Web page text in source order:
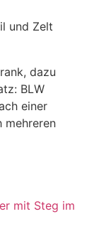
und Zelt
dazu
BLW
einer
mehreren